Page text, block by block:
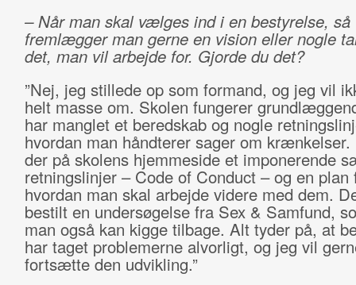
– Når man skal vælges ind i en bestyrelse, så
fremlægger man gerne en vision eller nogle
det, man vil arbejde for. Gjorde du det?
”Nej, jeg stillede op som formand, og jeg vil
helt masse om. Skolen fungerer
har manglet et beredskab og nogle
hvordan man håndterer sager om
der på skolens hjemmeside et imponerende
retningslinjer – Code of Conduct – og en plan
hvordan man skal arbejde videre med dem.
bestilt en undersøgelse fra Sex & Samfund,
man også kan kigge tilbage. Alt tyder på, at
har taget problemerne alvorligt, og jeg vil
fortsætte den udvikling.”